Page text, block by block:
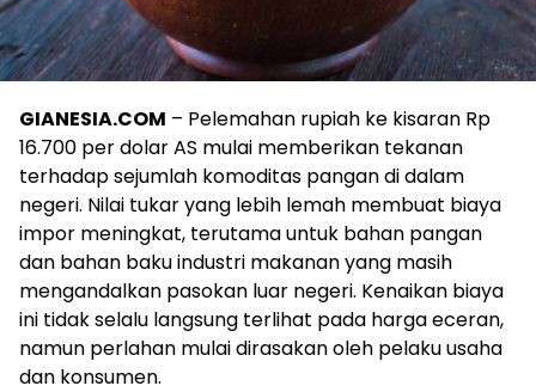
GIANESIA.COM – Pelemahan rupiah ke kisaran Rp
16.700 per dolar AS mulai memberikan tekanan
terhadap sejumlah komoditas pangan di dalam
negeri. Nilai tukar yang lebih lemah membuat biaya
impor meningkat, terutama untuk bahan pangan
dan bahan baku industri makanan yang masih
mengandalkan pasokan luar negeri. Kenaikan biaya
ini tidak selalu langsung terlihat pada harga eceran,
namun perlahan mulai dirasakan oleh pelaku usaha
dan konsumen.